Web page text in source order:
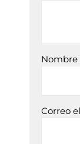
Nombre
Correo